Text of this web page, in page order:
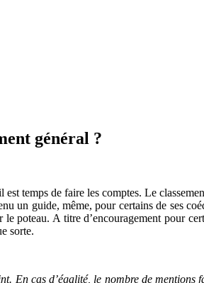
général ?
temps de faire les comptes. Le
un guide, même, pour certains de ses
poteau. A titre d’encouragement pour
sorte.
En cas d’égalité, le nombre de